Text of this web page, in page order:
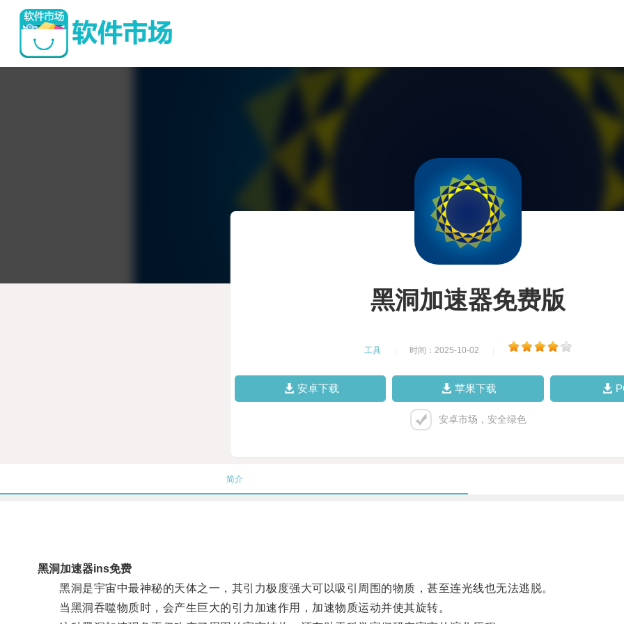
黑洞加速器免费版
工具 时间：2025-10-02
安卓下载 苹果下载
安卓市场，安全绿色
简介
黑洞加速器ins免费
黑洞是宇宙中最神秘的天体之一，其引力极度强大可以吸引周围的物质，甚至连光线也无法逃脱。
当黑洞吞噬物质时，会产生巨大的引力加速作用，加速物质运动并使其旋转。